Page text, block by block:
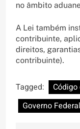
no âmbito
A Lei também
contribuinte,
direitos,
contribuinte).
Tagged:
Governo Federal